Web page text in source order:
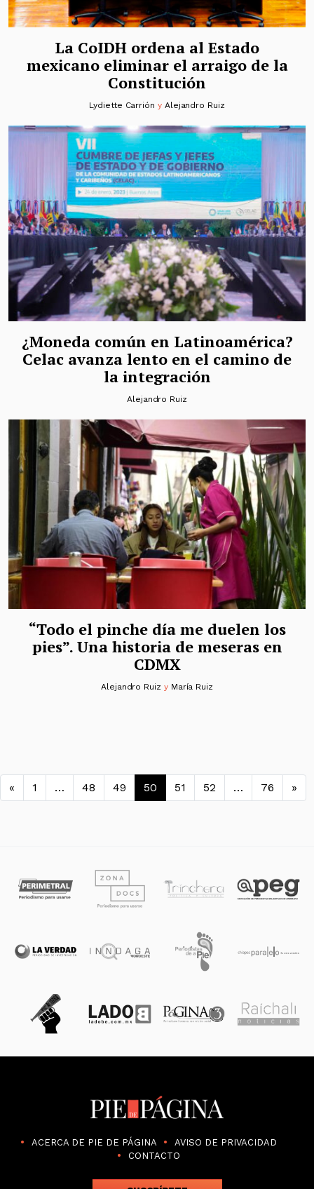
La CoIDH ordena al Estado
mexicano eliminar el arraigo de la
Constitución
Lydiette Carrión y Alejandro Ruiz
¿Moneda común en Latinoamérica?
Celac avanza lento en el camino de
la integración
Alejandro Ruiz
“Todo el pinche día me duelen los
pies”. Una historia de meseras en
CDMX
Alejandro Ruiz y María Ruiz
de entradas
« 1 … 48 49 50 51 52 … 76 »
ACERCA DE PIE DE PÁGINA
AVISO DE PRIVACIDAD
CONTACTO